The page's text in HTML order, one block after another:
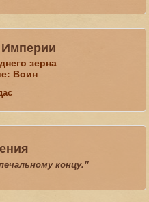
зерна
Воин
концу."